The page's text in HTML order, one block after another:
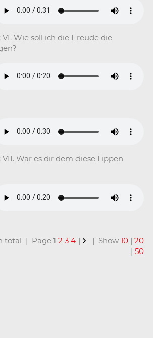
VI. Wie soll ich die Freude die
VII. War es dir dem diese Lippen
total | Page1 2 3 4 | | Show10 |20
|50